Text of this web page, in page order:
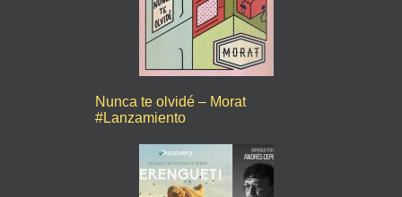
Nunca te olvidé – Morat
#Lanzamiento